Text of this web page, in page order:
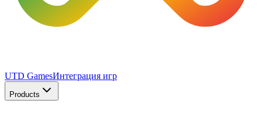
UTD GamesИнтеграция игр
Products